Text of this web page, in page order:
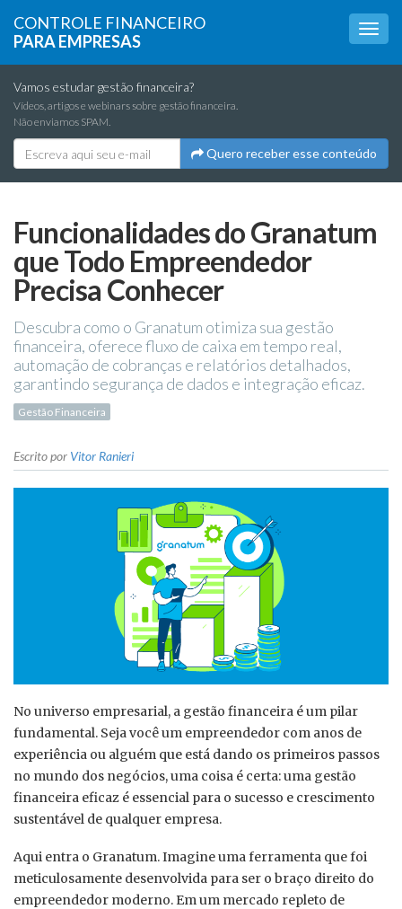
CONTROLE FINANCEIRO
PARA EMPRESAS
Vamos estudar gestão financeira?
Vídeos, artigos e webinars sobre gestão financeira.
Não enviamos SPAM.
Quero receber esse conteúdo
Funcionalidades do Granatum
que Todo Empreendedor
Precisa Conhecer
Descubra como o Granatum otimiza sua gestão
financeira, oferece fluxo de caixa em tempo real,
automação de cobranças e relatórios detalhados,
garantindo segurança de dados e integração eficaz.
Gestão Financeira
Escrito por Vitor Ranieri
No universo empresarial, a gestão financeira é um pilar
fundamental. Seja você um empreendedor com anos de
experiência ou alguém que está dando os primeiros passos
no mundo dos negócios, uma coisa é certa: uma gestão
financeira eficaz é essencial para o sucesso e crescimento
sustentável de qualquer empresa.
Aqui entra o Granatum. Imagine uma ferramenta que foi
meticulosamente desenvolvida para ser o braço direito do
empreendedor moderno. Em um mercado repleto de